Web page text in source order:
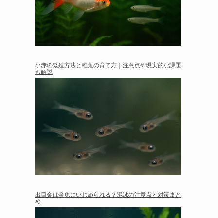
小赤の繁殖方法と稚魚の育て方｜注意点や現実的な課題
も解説
出目金は金魚にいじめられる？混泳の注意点と対策まと
め